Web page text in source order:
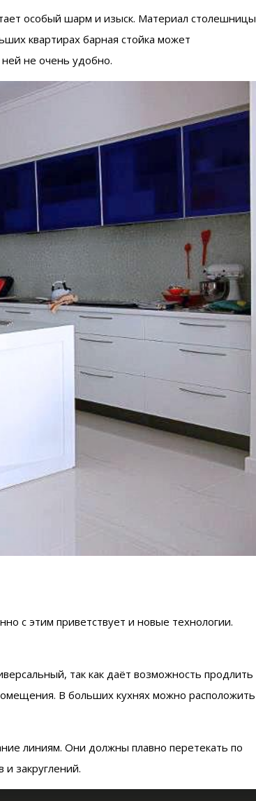
особый шарм и изыск. Материал столешницы
квартирах барная стойка может
ней не очень удобно.
с этим приветствует и новые технологии.
так как даёт возможность продлить
В больших кухнях можно расположить
линиям. Они должны плавно перетекать по
закруглений.